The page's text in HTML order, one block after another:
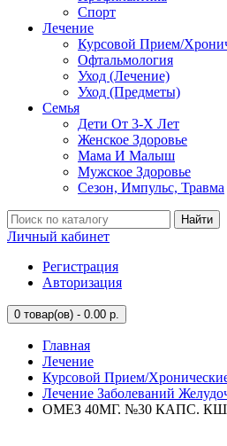
Спорт
Лечение
Курсовой Прием/
Офтальмология
Уход (Лечение)
Уход (Предметы)
Семья
Дети От 3-Х Лет
Женское Здоровье
Мама И Малыш
Мужское Здоровье
Сезон, Импульс, Травма
Найти
Личный кабинет
Регистрация
Авторизация
0 товар(ов) - 0.00 р.
Главная
Лечение
Курсовой Прием/
Лечение Заболеваний
ОМЕЗ 40МГ. №30 КАПС.